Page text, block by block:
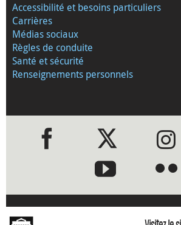
Accessibilité et besoins particuliers
Carrières
Médias sociaux
Règles de conduite
Santé et sécurité
Renseignements personnels
●●